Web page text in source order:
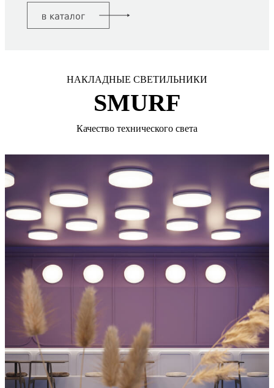
НАКЛАДНЫЕ СВЕТИЛЬНИКИ
SMURF
Качество технического света